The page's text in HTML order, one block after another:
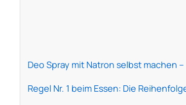
Deo Spray mit Natron selbst machen –
Regel Nr. 1 beim Essen: Die